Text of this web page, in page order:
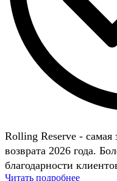
Rolling Reserve - самая
возврата 2026 года.
благодарности
Читать подробнее